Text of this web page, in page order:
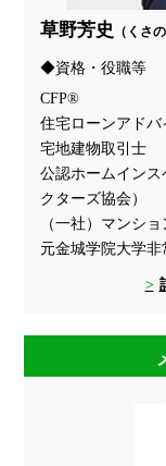
草野芳史 （くさ
資格・役職等
CFP®
住宅ローンアドバ
宅地建物取引士
公認ホームイン
クターズ協会）
（一社）マンシ
元金城学院大学非